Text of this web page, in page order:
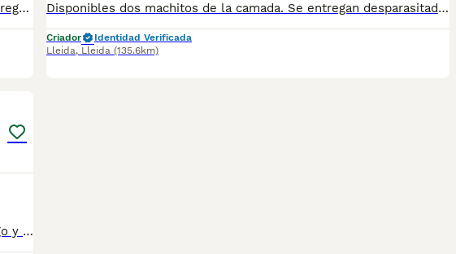
Precioso cachorro pastor alemán. De 2 meses de edad. Se entrega desparasitado, con la primera vacuna, cartilla y microchip a nombre del nuevo propietario Disponibles dos machitos de la camada. Se entregan desparasitados, con la primera vacuna, cartilla y microchip a nombre del nuevo propietario Interesados contactar al 680970296 por llamada o WhatsApp
Criador
Identidad Verificada
Lleida, Lleida (135.6km)
Preciosa camada de 4 hembras y 2 machos. Padre de pelo largo y madre de pelo corto. Se entregan desparasitados, con la primera vacuna, cartilla y microchip a nombre del nuevo propietario. Podéis contactar al WhatsApp al 680970296